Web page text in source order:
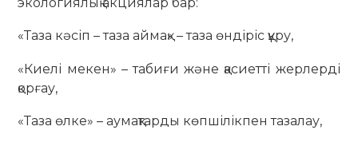
«Таза кәсіп – таза аймақ» – таза өндіріс құру,
«Киелі мекен» – табиғи және қасиетті жерлерді
қорғау,
«Таза өлке» – аумақтарды көпшілікпен тазалау,